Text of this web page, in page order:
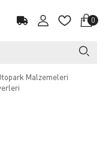
0
Malzemeleri